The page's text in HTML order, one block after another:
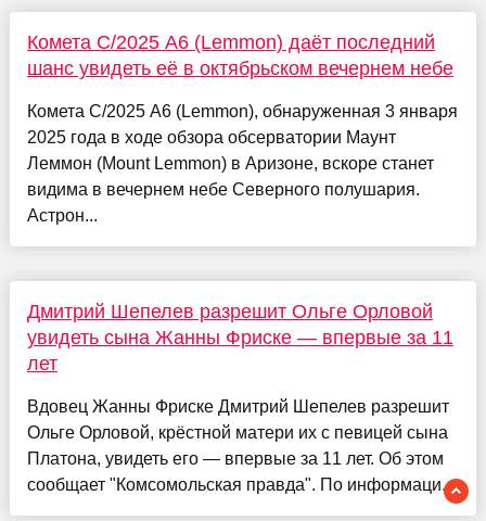
Комета C/2025 A6 (Lemmon) даёт последний
шанс увидеть её в октябрьском вечернем небе
Комета C/2025 A6 (Lemmon), обнаруженная 3 января
2025 года в ходе обзора обсерватории Маунт
Леммон (Mount Lemmon) в Аризоне, вскоре станет
видима в вечернем небе Северного полушария.
Астрон...
Дмитрий Шепелев разрешит Ольге Орловой
увидеть сына Жанны Фриске — впервые за 11
лет
Вдовец Жанны Фриске Дмитрий Шепелев разрешит
Ольге Орловой, крёстной матери их с певицей сына
Платона, увидеть его — впервые за 11 лет. Об этом
сообщает "Комсомольская правда". По информаци...